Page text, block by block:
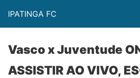
IPATINGA FC
Vasco x Juventude
ASSISTIR AO VIVO,